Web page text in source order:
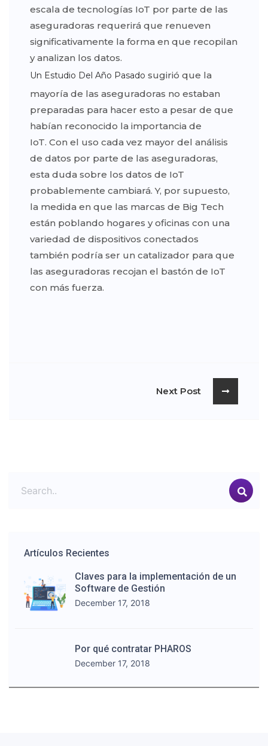
escala de tecnologías IoT por parte de las
aseguradoras requerirá que renueven
significativamente la forma en que recopilan
y analizan los datos.
Un Estudio Del Año Pasado sugirió que la
mayoría de las aseguradoras no estaban
preparadas para hacer esto a pesar de que
habían reconocido la importancia de
IoT. Con el uso cada vez mayor del análisis
de datos por parte de las aseguradoras,
esta duda sobre los datos de IoT
probablemente cambiará. Y, por supuesto,
la medida en que las marcas de Big Tech
están poblando hogares y oficinas con una
variedad de dispositivos conectados
también podría ser un catalizador para que
las aseguradoras recojan el bastón de IoT
con más fuerza.
Next Post
Artículos Recientes
Claves para la implementación de un
Software de Gestión
December 17, 2018
Por qué contratar PHAROS
December 17, 2018